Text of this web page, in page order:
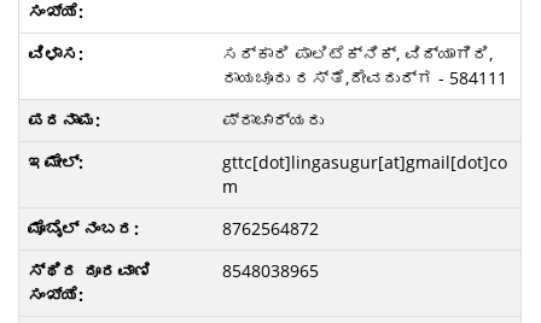
ಸರ್ಕಾರಿ ಪಾಲಿಟೆಕ್ನಿಕ್, ವಿದ್ಯಾಗಿರಿ,
ರಾಯಚೂರು ರಸ್ತೆ,ದೇವದುರ್ಗ - 584111
ಪ್ರಾಚಾರ್ಯರು
gttc[dot]lingasugur[at]gmail[dot]co
m
8762564872
8548038965